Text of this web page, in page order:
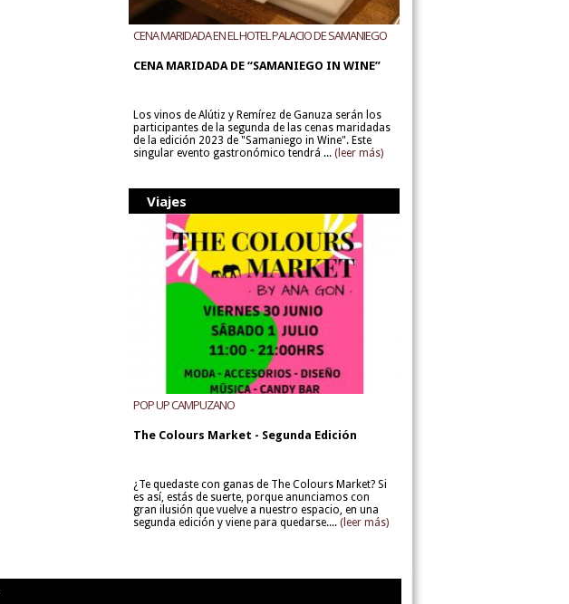
CENA MARIDADA EN EL HOTEL PALACIO DE SAMANIEGO
CENA MARIDADA DE “SAMANIEGO IN WINE”
Los vinos de Alútiz y Remírez de Ganuza serán los
participantes de la segunda de las cenas maridadas
de la edición 2023 de "Samaniego in Wine". Este
singular evento gastronómico tendrá ... (leer más)
Viajes
POP UP CAMPUZANO
The Colours Market - Segunda Edición
¿Te quedaste con ganas de The Colours Market? Si
es así, estás de suerte, porque anunciamos con
gran ilusión que vuelve a nuestro espacio, en una
segunda edición y viene para quedarse.... (leer más)